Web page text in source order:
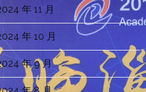
年 11 月
年 10 月
年 9 月